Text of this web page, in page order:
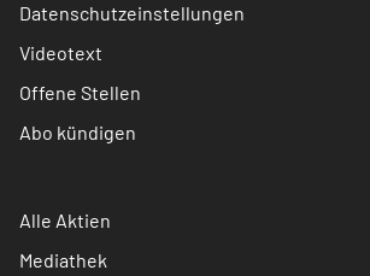
Datenschutzeinstellungen
Videotext
Offene Stellen
Abo kündigen
Alle Aktien
Mediathek